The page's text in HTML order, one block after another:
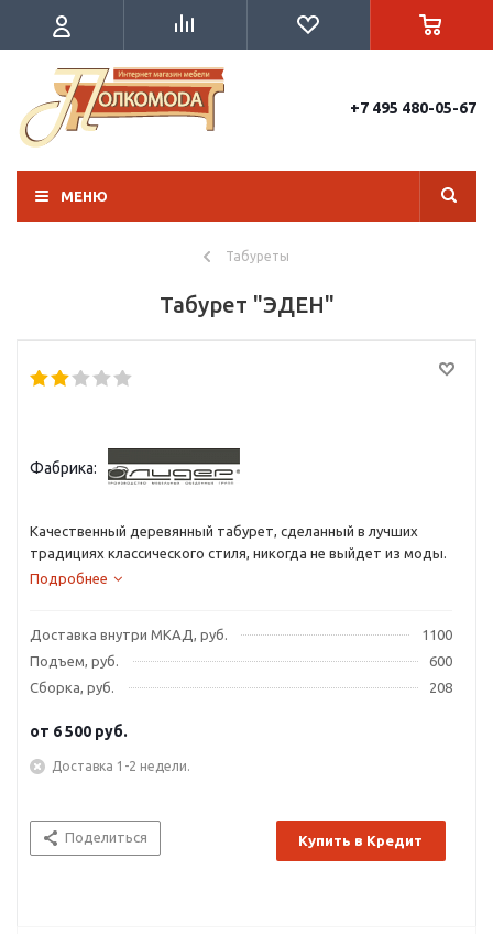
+7 495 480-05-67
МЕНЮ
Табуреты
Табурет "ЭДЕН"
Фабрика:
Качественный деревянный табурет, сделанный в лучших
традициях классического стиля, никогда не выйдет из моды.
Подробнее
Доставка внутри МКАД, руб.
1100
Подъем, руб.
600
Сборка, руб.
208
от 6 500 руб.
Доставка 1-2 недели.
Поделиться Купить в Кредит